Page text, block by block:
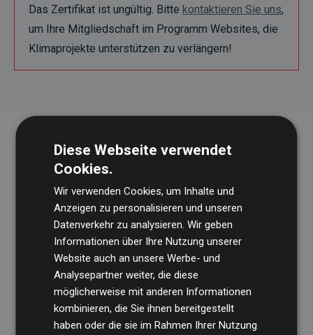
Das Zertifikat ist ungültig. Bitte kontaktieren Sie uns,
um Ihre Mitgliedschaft im Programm Websites, die
Klimaprojekte unterstützen zu verlängern!
Die Wirtschaftsprüfungsgesellschaft BDOüberprüft
regelmäßig unsere Berechnungen und Methodik, um
Transparenz und Verlässlichkeit sicherzustellen.
Ihre Prüfungen belegen, dass unsere Investitionen in
Klimaschutzprojekte im Durchschnitt200 % der
Diese Webseite verwendet
Cookies.
Wir verwenden Cookies, um Inhalte und
Anzeigen zu personalisieren und unseren
Datenverkehr zu analysieren. Wir geben
Informationen über Ihre Nutzung unserer
Website auch an unsere Werbe- und
Analysepartner weiter, die diese
möglicherweise mit anderen Informationen
kombinieren, die Sie ihnen bereitgestellt
haben oder die sie im Rahmen Ihrer Nutzung